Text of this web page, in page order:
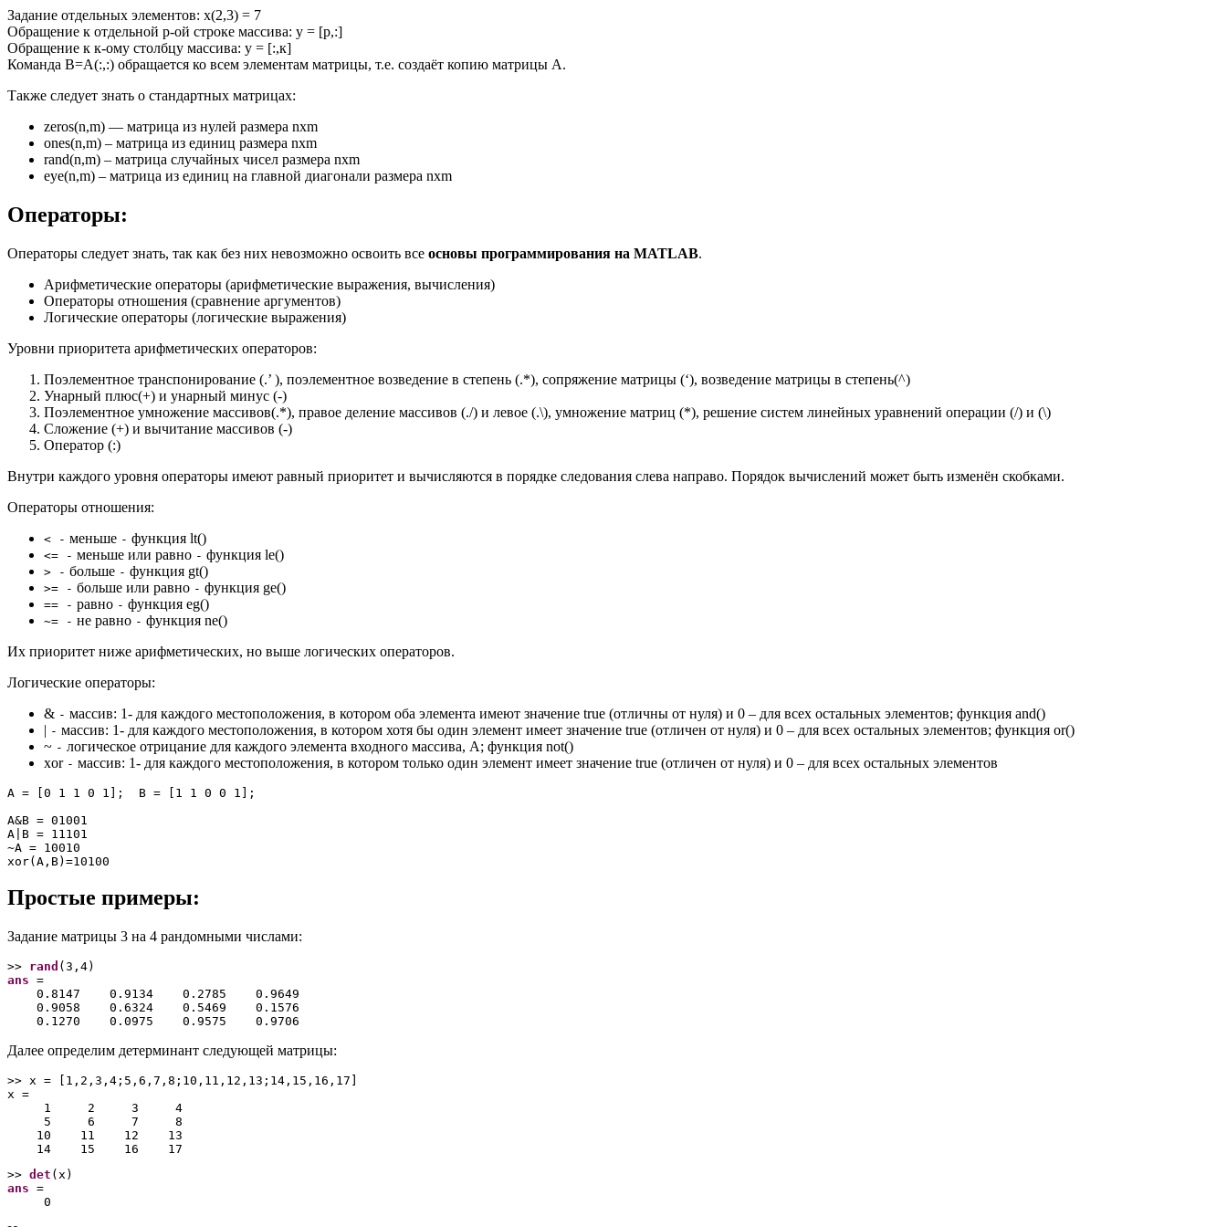
Задание отдельных элементов: х(2,3) = 7
Обращение к отдельной р-ой строке массива: у = [р,:]
Обращение к к-ому столбцу массива: у = [:,к]
Команда В=А(:,:) обращается ко всем элементам матрицы, т.е. создаёт копию матрицы А.
Также следует знать о стандартных матрицах:
zeros(n,m) — матрица из нулей размера nxm
ones(n,m) – матрица из единиц размера nxm
rand(n,m) – матрица случайных чисел размера nxm
eye(n,m) – матрица из единиц на главной диагонали размера nxm
Операторы:
Операторы следует знать, так как без них невозможно освоить все основы программирования на MATLAB.
Арифметические операторы (арифметические выражения, вычисления)
Операторы отношения (сравнение аргументов)
Логические операторы (логические выражения)
Уровни приоритета арифметических операторов:
Поэлементное транспонирование (.’ ), поэлементное возведение в степень (.*), сопряжение матрицы (‘), возведение матрицы в степень(^)
Унарный плюс(+) и унарный минус (-)
Поэлементное умножение массивов(.*), правое деление массивов (./) и левое (.\), умножение матриц (*), решение систем линейных уравнений операции (/) и (\)
Сложение (+) и вычитание массивов (-)
Оператор (:)
Внутри каждого уровня операторы имеют равный приоритет и вычисляются в порядке следования слева направо. Порядок вычислений может быть изменён скобками.
Операторы отношения:
< - меньше - функция lt()
<= - меньше или равно - функция le()
> - больше - функция gt()
>= - больше или равно - функция ge()
== - равно - функция eg()
~= - не равно - функция ne()
Их приоритет ниже арифметических, но выше логических операторов.
Логические операторы:
& - массив: 1- для каждого местоположения, в котором оба элемента имеют значение true (отличны от нуля) и 0 – для всех остальных элементов; функция and()
| - массив: 1- для каждого местоположения, в котором хотя бы один элемент имеет значение true (отличен от нуля) и 0 – для всех остальных элементов; функция or()
~ - логическое отрицание для каждого элемента входного массива, А; функция not()
xor - массив: 1- для каждого местоположения, в котором только один элемент имеет значение true (отличен от нуля) и 0 – для всех остальных элементов
A = [0 1 1 0 1];  B = [1 1 0 0 1];
A&B = 01001
A|B = 11101
~A = 10010
Простые примеры:
Задание матрицы 3 на 4 рандомными числами:
>> rand
ans =
    0.8147    0.9134    0.2785    0.9649
    0.9058    0.6324    0.5469    0.1576
Далее определим детерминант следующей матрицы:
>> x = [1,2,3,4;5,6,7,8;10,11,12,13;14,15,16,17]
x =
     1     2     3     4
     5     6     7     8
    10    11    12    13
>> det
ans =